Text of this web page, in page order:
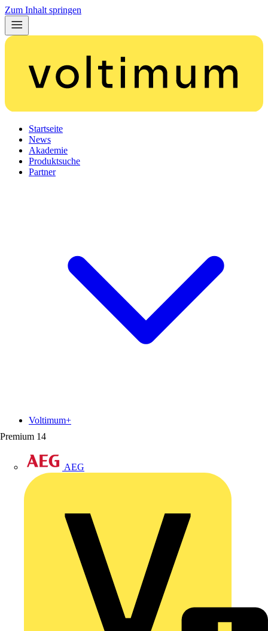
Zum Inhalt springen
Startseite
News
Akademie
Produktsuche
Partner
Premium 14
AEG
Voltimum+